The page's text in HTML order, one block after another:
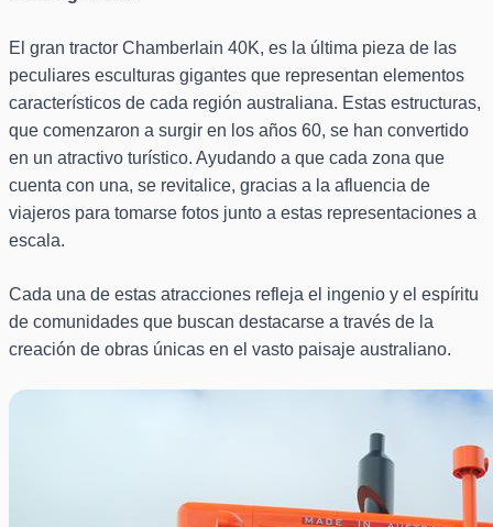
El gran tractor Chamberlain 40K, es la última pieza de las
peculiares esculturas gigantes que representan elementos
característicos de cada región australiana. Estas estructuras,
que comenzaron a surgir en los años 60, se han convertido
en un atractivo turístico. Ayudando a que cada zona que
cuenta con una, se revitalice, gracias a la afluencia de
viajeros para tomarse fotos junto a estas representaciones a
escala.
Cada una de estas atracciones refleja el ingenio y el espíritu
de comunidades que buscan destacarse a través de la
creación de obras únicas en el vasto paisaje australiano.